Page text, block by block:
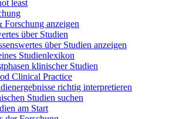
least
Forschung anzeigen
über Studien
über Studien anzeigen
Studienlexikon
klinischer Studien
Clinical Practice
richtig interpretieren
Studien suchen
am Start